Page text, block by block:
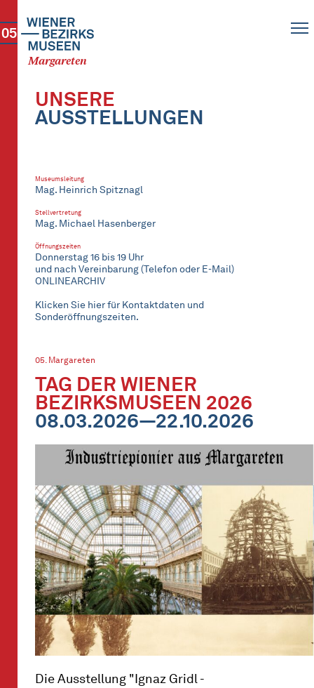
Margareten
05
UNSERE
AUSSTELLUNGEN
Museumsleitung
Mag. Heinrich Spitznagl
Stellvertretung
Mag. Michael Hasenberger
Öffnungszeiten
Donnerstag 16 bis 19 Uhr
und nach Vereinbarung (Telefon oder E-Mail)
ONLINEARCHIV
Klicken Sie hier für Kontaktdaten und
Sonderöffnungszeiten.
05. Margareten
TAG DER WIENER
BEZIRKSMUSEEN 2026
08.03.2026—22.10.2026
Die Ausstellung "Ignaz Gridl -